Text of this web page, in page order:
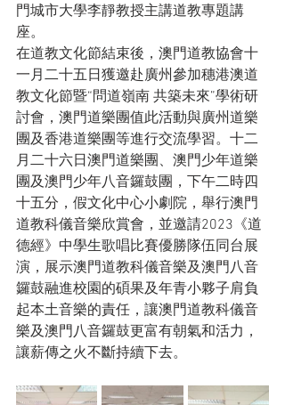
門城市大學李靜教授主講道教專題講
座。
在道教文化節結束後，澳門道教協會十
一月二十五日獲邀赴廣州參加穗港澳道
教文化節暨“問道嶺南 共築未來”學術研
討會，澳門道樂團值此活動與廣州道樂
團及香港道樂團等進行交流學習。十二
月二十六日澳門道樂團、澳門少年道樂
團及澳門少年八音鑼鼓團，下午二時四
十五分，假文化中心小劇院，舉行澳門
道教科儀音樂欣賞會，並邀請2023《道
德經》中學生歌唱比賽優勝隊伍同台展
演，展示澳門道教科儀音樂及澳門八音
鑼鼓融進校園的碩果及年青小夥子肩負
起本土音樂的責任，讓澳門道教科儀音
樂及澳門八音鑼鼓更富有朝氣和活力，
讓薪傳之火不斷持續下去。